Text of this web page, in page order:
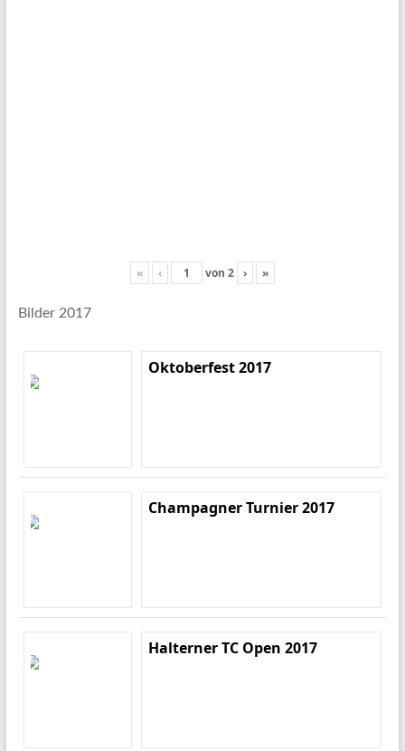
« ‹ von 2 › »
Bilder 2017
Oktoberfest 2017
Champagner Turnier 2017
Halterner TC Open 2017